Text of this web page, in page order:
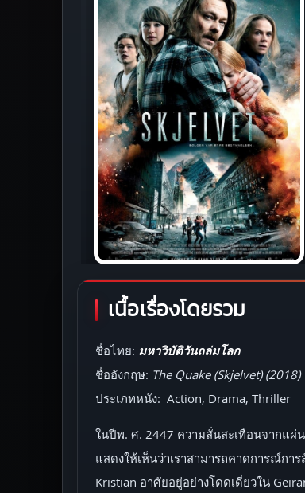
เนื้อเรื่องโดยรวม
ชื่อไทย: มหาวิบัติวันถล่มโลก
ชื่ออังกฤษ: The Quake (Skjelvet) (2018)
ประเภทหนัง: Action, Drama, Thriller
ในปีพ. ศ. 2447 ความสั่นสะเทือนจากแผ่
แสดงให้เห็นว่าเราสามารถคาดการณ์กา
Kristian อาศัยอยู่อย่างโดดเดี่ยวใน